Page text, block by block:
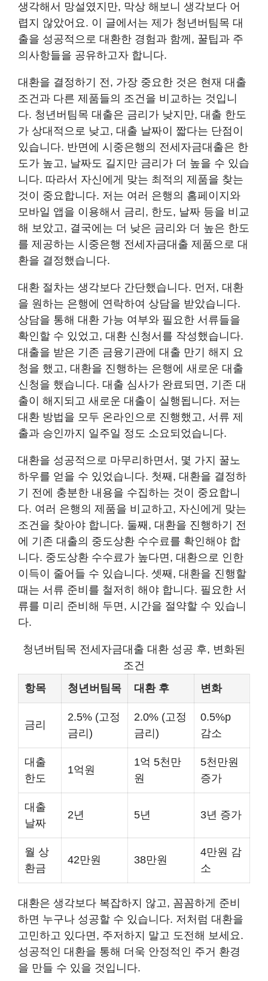
생각해서 망설였지만, 막상 해보니 생각보다 어
렵지 않았어요. 이 글에서는 제가 청년버팀목 대
출을 성공적으로 대환한 경험과 함께, 꿀팁과 주
의사항들을 공유하고자 합니다.
대환을 결정하기 전, 가장 중요한 것은 현재 대출
조건과 다른 제품들의 조건을 비교하는 것입니
다. 청년버팀목 대출은 금리가 낮지만, 대출 한도
가 상대적으로 낮고, 대출 날짜이 짧다는 단점이
있습니다. 반면에 시중은행의 전세자금대출은 한
도가 높고, 날짜도 길지만 금리가 더 높을 수 있습
니다. 따라서 자신에게 맞는 최적의 제품을 찾는
것이 중요합니다. 저는 여러 은행의 홈페이지와
모바일 앱을 이용해서 금리, 한도, 날짜 등을 비교
해 보았고, 결국에는 더 낮은 금리와 더 높은 한도
를 제공하는 시중은행 전세자금대출 제품으로 대
환을 결정했습니다.
대환 절차는 생각보다 간단했습니다. 먼저, 대환
을 원하는 은행에 연락하여 상담을 받았습니다.
상담을 통해 대환 가능 여부와 필요한 서류들을
확인할 수 있었고, 대환 신청서를 작성했습니다.
대출을 받은 기존 금융기관에 대출 만기 해지 요
청을 했고, 대환을 진행하는 은행에 새로운 대출
신청을 했습니다. 대출 심사가 완료되면, 기존 대
출이 해지되고 새로운 대출이 실행됩니다. 저는
대환 방법을 모두 온라인으로 진행했고, 서류 제
출과 승인까지 일주일 정도 소요되었습니다.
대환을 성공적으로 마무리하면서, 몇 가지 꿀노
하우를 얻을 수 있었습니다. 첫째, 대환을 결정하
기 전에 충분한 내용을 수집하는 것이 중요합니
다. 여러 은행의 제품을 비교하고, 자신에게 맞는
조건을 찾아야 합니다. 둘째, 대환을 진행하기 전
에 기존 대출의 중도상환 수수료를 확인해야 합
니다. 중도상환 수수료가 높다면, 대환으로 인한
이득이 줄어들 수 있습니다. 셋째, 대환을 진행할
때는 서류 준비를 철저히 해야 합니다. 필요한 서
류를 미리 준비해 두면, 시간을 절약할 수 있습니
다.
청년버팀목 전세자금대출 대환 성공 후, 변화된
조건
항목
청년버팀목 대환 후 변화
금리
2.5% (고정
금리)
2.0% (고정
금리)
0.5%p
감소
대출
한도
1억원
1억 5천만
원
5천만원
증가
대출
날짜
2년 5년 3년 증가
월 상
환금
42만원 38만원
4만원 감
소
대환은 생각보다 복잡하지 않고, 꼼꼼하게 준비
하면 누구나 성공할 수 있습니다. 저처럼 대환을
고민하고 있다면, 주저하지 말고 도전해 보세요.
성공적인 대환을 통해 더욱 안정적인 주거 환경
을 만들 수 있을 것입니다.